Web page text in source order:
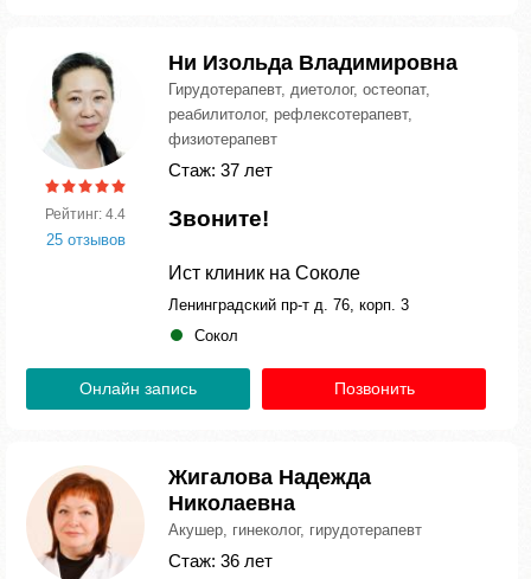
Рейтинг: 4.4
25 отзывов
Ни Изольда Владимировна
Гирудотерапевт, диетолог, остеопат,
реабилитолог, рефлексотерапевт,
физиотерапевт
Стаж: 37 лет
Звоните!
Ист клиник на Соколе
Ленинградский пр-т д. 76, корп. 3
Сокол
Онлайн запись Позвонить
Жигалова Надежда
Николаевна
Акушер, гинеколог, гирудотерапевт
Стаж: 36 лет